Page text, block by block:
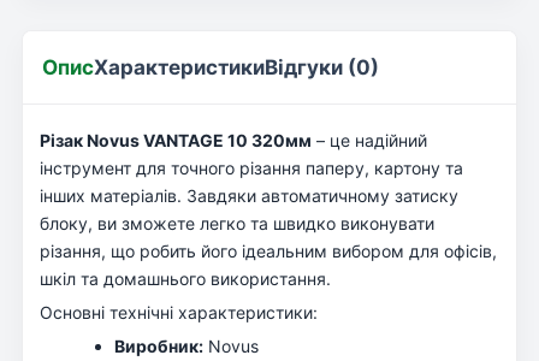
ОписХарактеристикиВідгуки (0)
Різак Novus VANTAGE 10 320мм – це надійний
інструмент для точного різання паперу, картону та
інших матеріалів. Завдяки автоматичному затиску
блоку, ви зможете легко та швидко виконувати
різання, що робить його ідеальним вибором для офісів,
шкіл та домашнього використання.
Основні технічні характеристики:
Виробник: Novus